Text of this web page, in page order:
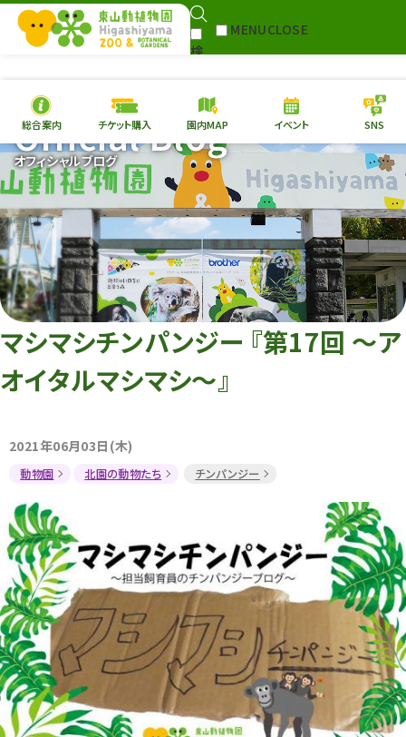
検
MENUCLOSE
本日の開園情報 チケ
園内MAP イベント
総合案内
動物園 植物園
再生プラン
東山動植物園
への支援
環境教育
総合案内 チケット購入 園内MAP イベント SNS
オフィシャルブログ
Official Blog
マシマシチンパンジー 『第17回 ～ア
オイタルマシマシ～』
2021年06月03日(木)
動物園 北園の動物たち チンパンジー